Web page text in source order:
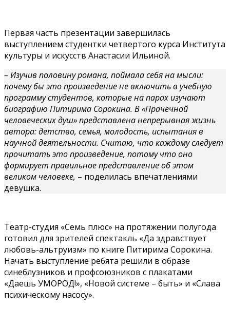
Первая часть презентации завершилась
выступлением студентки четвертого курса Института
культуры и искусств Анастасии Ильиной.
– Изучив половину романа, поймала себя на мысли:
почему бы это произведение не включить в учебную
программу студентов, которые на парах изучают
биографию Питирима Сорокина. В «Прачечной
человеческих душ» представлена непрерывная жизнь
автора: детство, семья, молодость, испытания в
научной деятельности. Считаю, что каждому следует
прочитать это произведение, потому что оно
формирует правильное представление об этом
великом человеке, – поделилась впечатлениями
девушка.
Театр-студия «Семь плюс» на протяжении полугода
готовил для зрителей спектакль «Да здравствует
любовь-альтруизм» по книге Питирима Сорокина.
Начать выступление ребята решили в образе
синеблузников и профсоюзников с плакатами
«Даешь УМОРОД!», «Новой системе – быть» и «Слава
психическому насосу».